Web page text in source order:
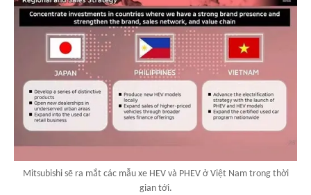
Mitsubishi sẽ ra mắt các mẫu xe HEV và PHEV ở Việt Nam trong thời
gian tới.